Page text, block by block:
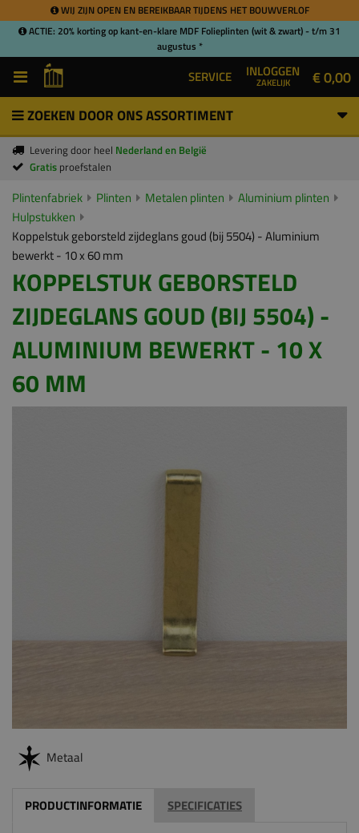
WIJ ZIJN OPEN EN BEREIKBAAR TIJDENS HET BOUWVERLOF
ACTIE: 20% korting op kant-en-klare MDF Folieplinten (wit & zwart) - t/m 31
augustus *
SERVICE INLOGGEN
ZAKELIJK € 0,00
ZOEKEN DOOR ONS ASSORTIMENT
Levering door heel Nederland en België
Gratis proefstalen
Plintenfabriek Plinten Metalen plinten
Aluminium plinten
Hulpstukken
Koppelstuk geborsteld zijdeglans goud (bij 5504) - Aluminium
bewerkt - 10 x 60 mm
KOPPELSTUK GEBORSTELD
ZIJDEGLANS GOUD (BIJ 5504) -
ALUMINIUM BEWERKT - 10 X
60 MM
Metaal
PRODUCTINFORMATIE SPECIFICATIES